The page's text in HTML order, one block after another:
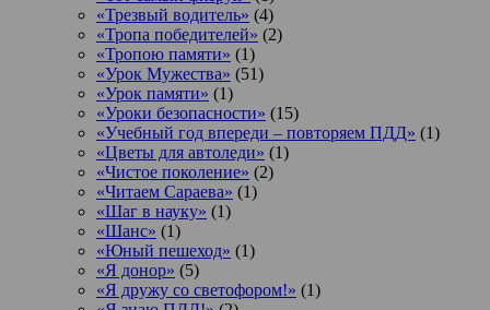
«Трезвый водитель» (4)
«Тропа победителей» (2)
«Тропою памяти» (1)
«Урок Мужества» (51)
«Урок памяти» (1)
«Уроки безопасности» (15)
«Учебный год впереди – повторяем ПДД» (1)
«Цветы для автоледи» (1)
«Чистое поколение» (2)
«Читаем Сараева» (1)
«Шаг в науку» (1)
«Шанс» (1)
«Юный пешеход» (1)
«Я донор» (5)
«Я дружу со светофором!» (1)